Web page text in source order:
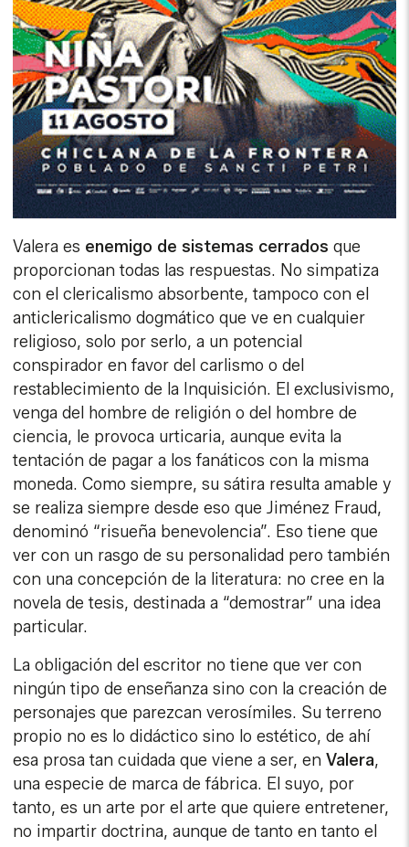
Valera es enemigo de sistemas cerrados que
proporcionan todas las respuestas. No simpatiza
con el clericalismo absorbente, tampoco con el
anticlericalismo dogmático que ve en cualquier
religioso, solo por serlo, a un potencial
conspirador en favor del carlismo o del
restablecimiento de la Inquisición. El exclusivismo,
venga del hombre de religión o del hombre de
ciencia, le provoca urticaria, aunque evita la
tentación de pagar a los fanáticos con la misma
moneda. Como siempre, su sátira resulta amable y
se realiza siempre desde eso que Jiménez Fraud,
denominó “risueña benevolencia”. Eso tiene que
ver con un rasgo de su personalidad pero también
con una concepción de la literatura: no cree en la
novela de tesis, destinada a “demostrar” una idea
particular.
La obligación del escritor no tiene que ver con
ningún tipo de enseñanza sino con la creación de
personajes que parezcan verosímiles. Su terreno
propio no es lo didáctico sino lo estético, de ahí
esa prosa tan cuidada que viene a ser, enValera,
una especie de marca de fábrica. El suyo, por
tanto, es un arte por el arte que quiere entretener,
no impartir doctrina, aunque de tanto en tanto el